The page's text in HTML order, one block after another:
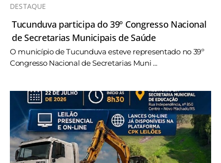
DESTAQUE
Tucunduva participa do 39º Congresso Nacional
de Secretarias Municipais de Saúde
O município de Tucunduva esteve representado no 39º
Congresso Nacional de Secretarias Muni ...